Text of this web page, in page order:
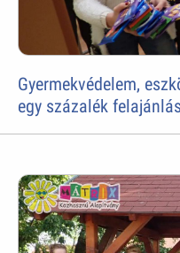
Gyermekvédelem,
egy százalék felajánlás